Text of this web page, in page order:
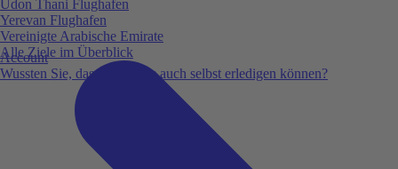
Account
Wussten Sie, dass Sie vieles auch selbst erledigen können?
Udon Thani Flughafen
Yerevan Flughafen
Vereinigte Arabische Emirate
Alle Ziele im Überblick